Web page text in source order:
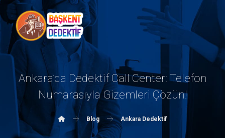
Ankara’da Dedektif Call Center: Telefon
Numarasıyla Gizemleri Çözün!
Blog Ankara Dedektif